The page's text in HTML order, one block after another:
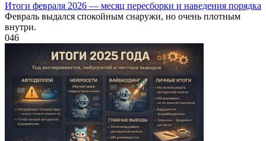
Итоги февраля 2026 — месяц пересборки и наведения порядка
Февраль выдался спокойным снаружи, но очень плотным
внутри.
046